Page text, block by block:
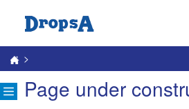
>
Page under